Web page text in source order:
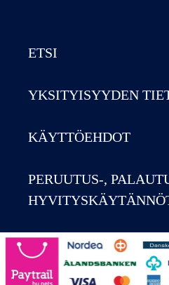
ETSI
YKSITYISYYDEN
KÄYTTÖEHDOT
PERUUTUS-,